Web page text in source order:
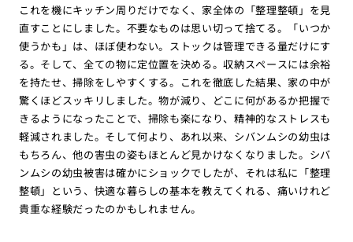
これを機にキッチン周りだけでなく、家全体の「整理整頓」を見
直すことにしました。不要なものは思い切って捨てる。「いつか
使うかも」は、ほぼ使わない。ストックは管理できる量だけにす
る。そして、全ての物に定位置を決める。収納スペースには余裕
を持たせ、掃除をしやすくする。これを徹底した結果、家の中が
驚くほどスッキリしました。物が減り、どこに何があるか把握で
きるようになったことで、掃除も楽になり、精神的なストレスも
軽減されました。そして何より、あれ以来、シバンムシの幼虫は
もちろん、他の害虫の姿もほとんど見かけなくなりました。シバ
ンムシの幼虫被害は確かにショックでしたが、それは私に「整理
整頓」という、快適な暮らしの基本を教えてくれる、痛いけれど
貴重な経験だったのかもしれません。